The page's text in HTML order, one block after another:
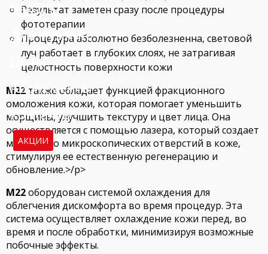
Чекапы
Для мужчин
Цены
Абонементы
Контакты
АКЦИИ
Результат заметен сразу после процедуры
фототерапии
Процедура абсолютно безболезненна, световой
луч работает в глубоких слоях, не затрагивая
целостность поверхности кожи
M22 также обладает функцией фракционного
омоложения кожи, которая помогает уменьшить
морщины, улучшить текстуру и цвет лица. Она
осуществляется с помощью лазера, который создает
множество микроскопических отверстий в коже,
стимулируя ее естественную регенерацию и
обновление.>/p>
M22оборудован системой охлаждения для
облегчения дискомфорта во время процедур. Эта
система осуществляет охлаждение кожи перед, во
время и после обработки, минимизируя возможные
побочные эффекты.